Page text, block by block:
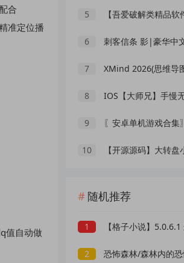
合
准定位播
值自动做
5 【吾爱破解类精品软件合集】合
6 刺客信条 影|豪华中
7 XMind 2026(思维导图软件
8 IOS【大师兄】手慢
9 〖安卓单机游戏合集〗
10 【开源源码】大转
随机推荐
1 【格子小说】
2 恐怖森林/森林内的